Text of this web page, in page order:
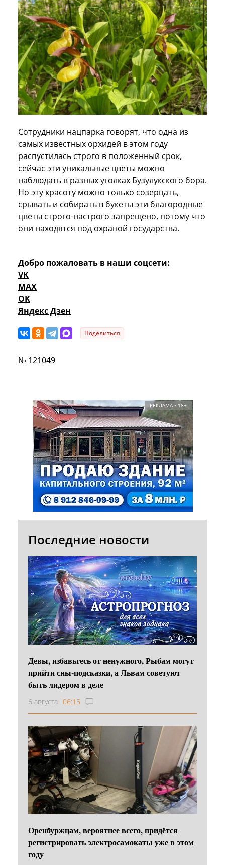
Сотрудники нацпарка говорят, что одна из
самых известных орхидей в этом году
распустилась строго в положенный срок,
сейчас эти уникальные цветы можно
наблюдать в разных уголках Бузулукского бора.
Но эту красоту можно только созерцать,
срывать и собирать в букеты эти благородные
цветы строго-настрого запрещено, потому что
они находятся под охраной государства.
Добро пожаловать в наши соцсети:
VK
MAX
OK
Яндекс Дзен
Поделиться
№ 121049
РЕКЛАМА • 18+
Последние новости
Девы, избавьтесь от ненужного, Рыбам могут
прийти сны-подсказки, а Львам советуют
быть лидером в деле
6 августа 06:15
Оренбуржцам, вероятнее всего, придётся
регистрировать электросамокаты уже в этом
году